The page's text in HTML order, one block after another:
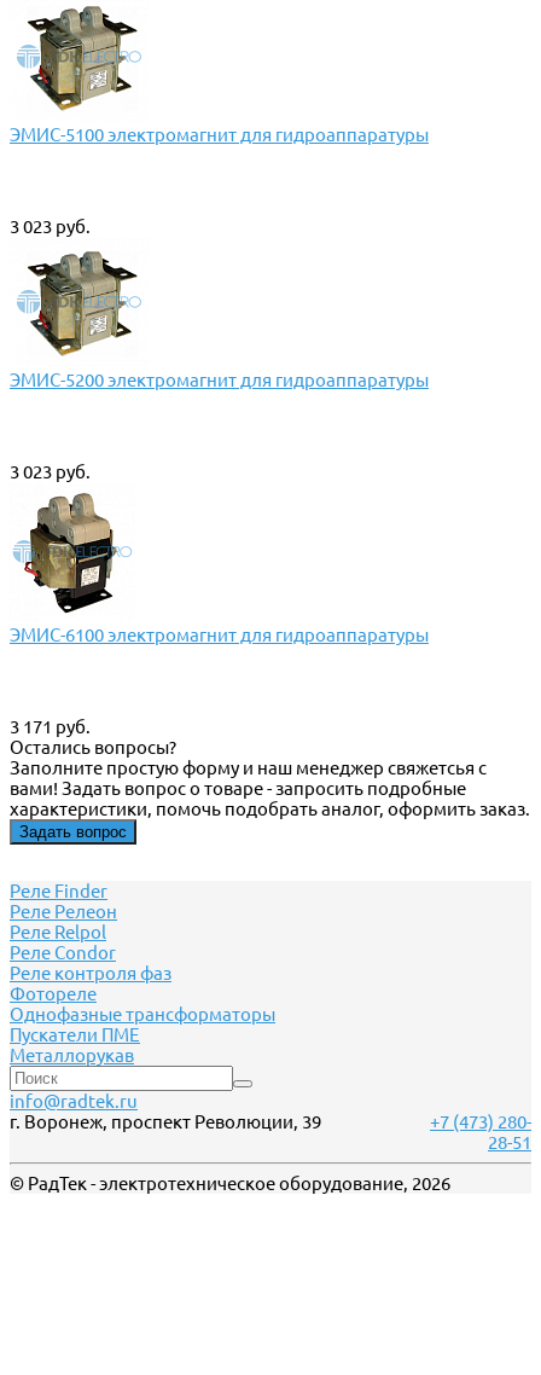
ЭМИС-5100 электромагнит для гидроаппаратуры
3 023 руб.
ЭМИС-5200 электромагнит для гидроаппаратуры
3 023 руб.
ЭМИС-6100 электромагнит для гидроаппаратуры
3 171 руб.
Остались вопросы?
Заполните простую форму и наш менеджер свяжетсья с
вами! Задать вопрос о товаре - запросить подробные
характеристики, помочь подобрать аналог, оформить заказ.
Задать вопрос
Реле Finder
Реле Релеон
Реле Relpol
Реле Сondor
Реле контроля фаз
Фотореле
Однофазные трансформаторы
Пускатели ПМЕ
Металлорукав
info@radtek.ru
г. Воронеж, проспект Революции, 39
+7 (473) 280-
28-51
© РадТек - электротехническое оборудование, 2026